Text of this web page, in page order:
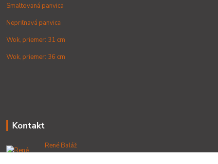
Smaltovaná panvica
Nepriľnavá panvica
Wok, priemer: 31 cm
Wok, priemer: 36 cm
Kontakt
René Baláž
+421 902 212 007